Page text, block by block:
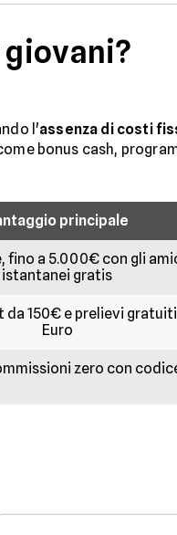
l'assenza di costi
bonus cash,
principale
fino a 5.000€ con gli
istantanei gratis
da 150€ e prelievi
Euro
zero con